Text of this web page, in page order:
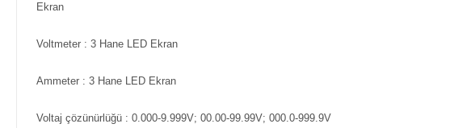
Ekran
Voltmeter : 3 Hane LED Ekran
Ammeter : 3 Hane LED Ekran
Voltaj çözünürlüğü : 0.000-9.999V; 00.00-99.99V; 000.0-999.9V